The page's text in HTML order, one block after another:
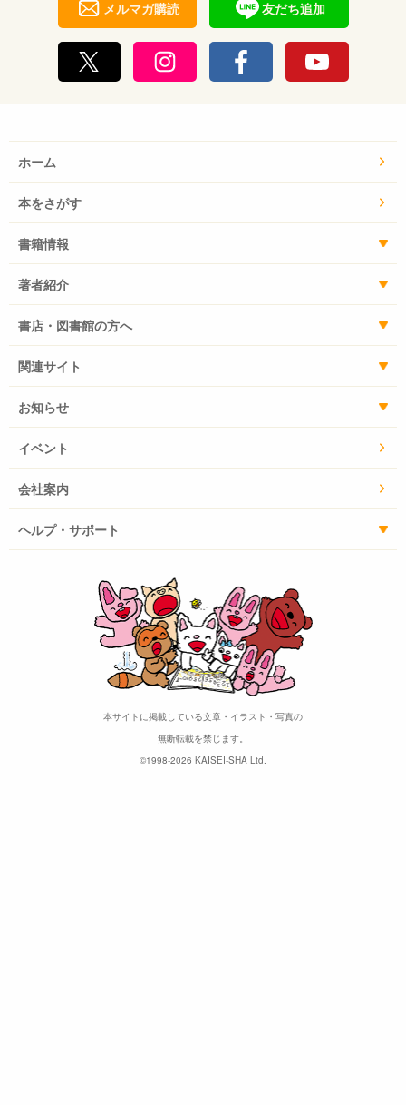
メルマガ購読 友だち追加
ホーム
本をさがす
書籍情報
著者紹介
書店・図書館の方へ
関連サイト
お知らせ
イベント
会社案内
ヘルプ・サポート
本サイトに掲載している文章・イラスト・写真の
無断転載を禁じます。
©1998-2026 KAISEI-SHA Ltd.